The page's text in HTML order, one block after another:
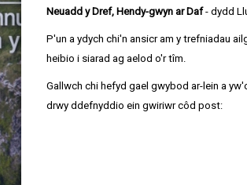
Neuadd y Dref, Hendy-gwyn ar Daf- dydd
P'un a ydych chi'n ansicr am y trefniadau
heibio i siarad ag aelod o'r tîm.
Gallwch chi hefyd gael gwybod ar-lein a
drwy ddefnyddio ein gwiriwr côd post: